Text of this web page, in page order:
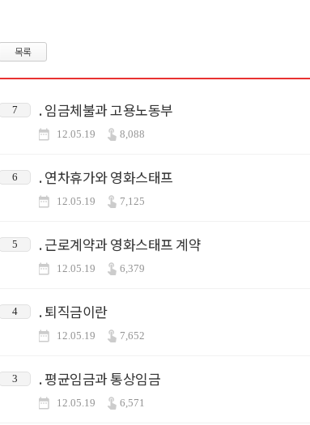
목록
7 . 임금체불과 고용노동부
12.05.19 8,088
6 . 연차휴가와 영화스태프
12.05.19 7,125
5 . 근로계약과 영화스태프 계약
12.05.19 6,379
4 . 퇴직금이란
12.05.19 7,652
3 . 평균임금과 통상임금
12.05.19 6,571